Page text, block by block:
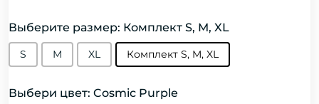
Выберите размер: Комплект S, M, XL
S М XL Комплект S, M, XL
Выбери цвет: Cosmic Purple